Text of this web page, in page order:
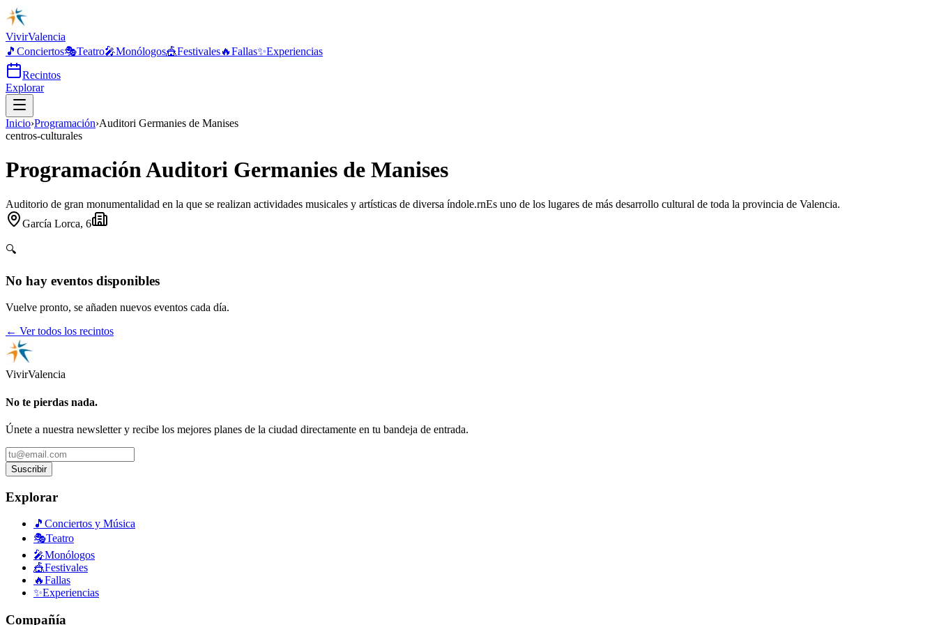
VivirValencia
🎵 Conciertos🎭Teatro🎤Monólogos🎪Festivales🔥Fallas✨Experiencias
Recintos
Explorar
Inicio›Programación›Auditori Germanies de Manises
centros-culturales
Programación Auditori Germanies de Manises
Auditorio de gran monumentalidad en la que se realizan actividades musicales y artísticas de diversa índole.rnEs uno de los lugares de más desarrollo cultural de toda la provincia de Valencia.
García Lorca, 6
🔍
No hay eventos disponibles
Vuelve pronto, se añaden nuevos eventos cada día.
← Ver todos los recintos
VivirValencia
No te pierdas nada.
Únete a nuestra newsletter y recibe los mejores planes de la ciudad directamente en tu bandeja de entrada.
Suscribir
Explorar
🎵 Conciertos y Música
🎭Teatro
🎤Monólogos
🎪Festivales
🔥Fallas
✨Experiencias
Compañía